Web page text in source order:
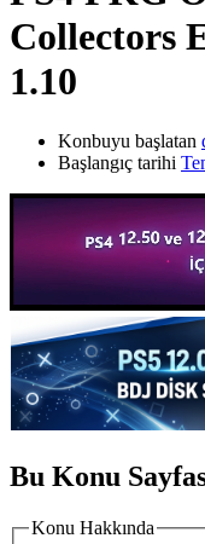
Collectors
1.10
Konbuyu başlatan
Başlangıç tarihi
Bu Konu
Konu Hakkında